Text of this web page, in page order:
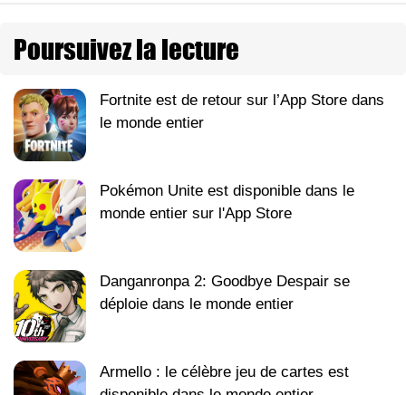
Poursuivez la lecture
Fortnite est de retour sur l’App Store dans
le monde entier
Pokémon Unite est disponible dans le
monde entier sur l'App Store
Danganronpa 2: Goodbye Despair se
déploie dans le monde entier
Armello : le célèbre jeu de cartes est